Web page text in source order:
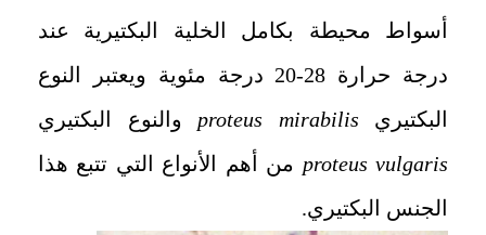
أسواط محيطة بكامل الخلية البكتيرية عند
درجة حرارة 28-20 درجة مئوية ويعتبر النوع
البكتيري proteus mirabilis والنوع البكتيري
proteus vulgaris من أهم الأنواع التي تتبع هذا
الجنس البكتيري.